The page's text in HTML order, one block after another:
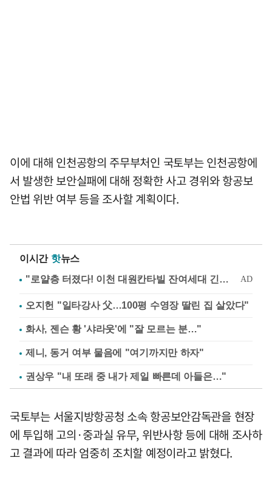
이에 대해 인천공항의 주무부처인 국토부는 인천공항에
서 발생한 보안실패에 대해 정확한 사고 경위와 항공보
안법 위반 여부 등을 조사할 계획이다.
이시간 핫뉴스
오지헌 "일타강사 父…100평 수영장 딸린 집 살았다"
화사, 젠슨 황 '샤라웃'에 "잘 모르는 분…"
제니, 동거 여부 물음에 "여기까지만 하자"
권상우 "내 또래 중 내가 제일 빠른데 아들은…"
국토부는 서울지방항공청 소속 항공보안감독관을 현장
에 투입해 고의·중과실 유무, 위반사항 등에 대해 조사하
고 결과에 따라 엄중히 조치할 예정이라고 밝혔다.